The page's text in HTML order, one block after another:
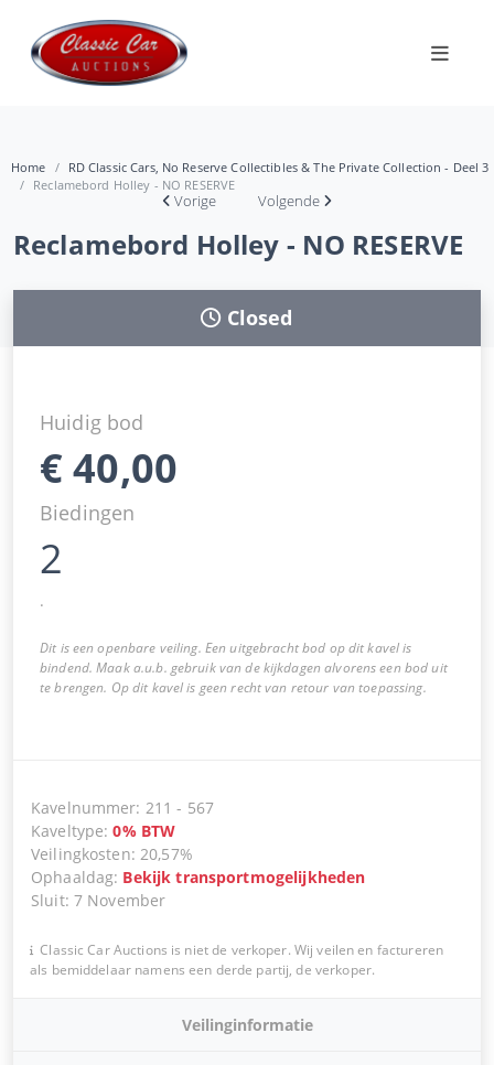
Home
RD Classic Cars, No Reserve Collectibles & The Private Collection - Deel 3
Reclamebord Holley - NO RESERVE
Vorige Volgende
Reclamebord Holley - NO RESERVE
Closed
Huidig bod
€40,00
Biedingen
2
.
Dit is een openbare veiling. Een uitgebracht bod op dit kavel is
bindend. Maak a.u.b. gebruik van de kijkdagen alvorens een bod uit
te brengen. Op dit kavel is geen recht van retour van toepassing.
Kavelnummer: 211 - 567
Kaveltype:0% BTW
Veilingkosten:20,57%
Ophaaldag: Bekijk transportmogelijkheden
Sluit: 7 November
Classic Car Auctions is niet de verkoper. Wij veilen en factureren
als bemiddelaar namens een derde partij, de verkoper.
Veilinginformatie